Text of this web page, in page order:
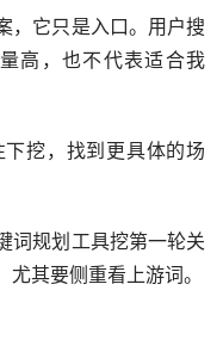
，它只是入口。用户搜
高，也不代表适合我
挖，找到更具体的场
词规划工具挖第一轮关
其要侧重看上游词。